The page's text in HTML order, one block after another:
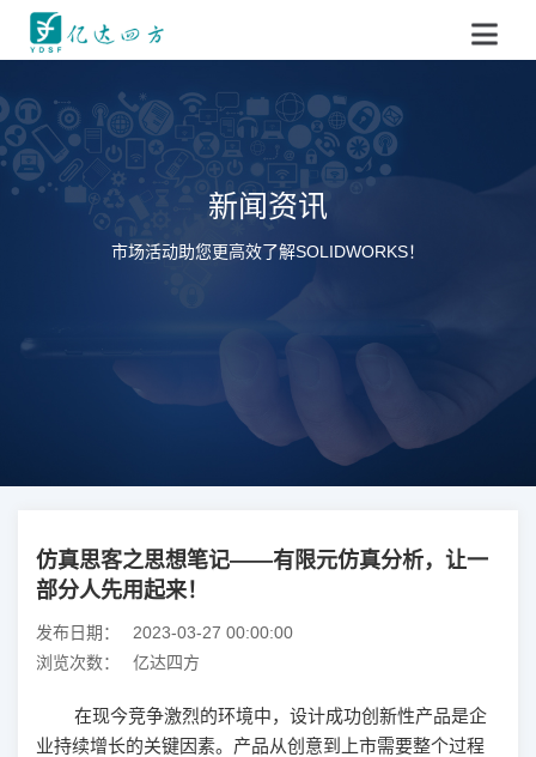
新闻资讯
市场活动助您更高效了解SOLIDWORKS！
仿真思客之思想笔记——有限元仿真分析，让一
部分人先用起来！
发布日期：
2023-03-27 00:00:00
浏览次数：
亿达四方
在现今竞争激烈的环境中，设计成功创新性产品是企
业持续增长的关键因素。产品从创意到上市需要整个过程